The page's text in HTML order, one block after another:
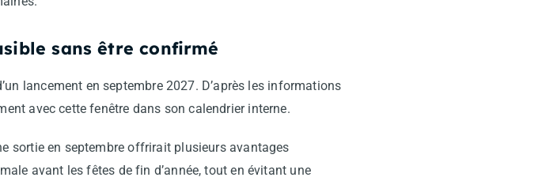
sans être confirmé
lancement en septembre 2027. D’après les informations
avec cette fenêtre dans son calendrier interne.
sortie en septembre offrirait plusieurs avantages
avant les fêtes de fin d’année, tout en évitant une